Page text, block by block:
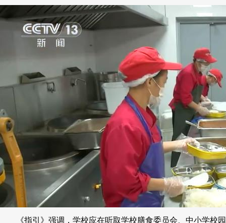
《指引》强调，学校应在听取学校膳食委员会、中小学校园